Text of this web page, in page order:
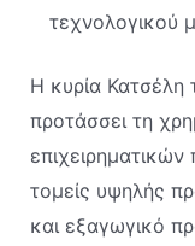
τεχνολογικού
Η κυρία Κατσέλη
προτάσσει τη
τομείς υψηλής
και εξαγωγικό